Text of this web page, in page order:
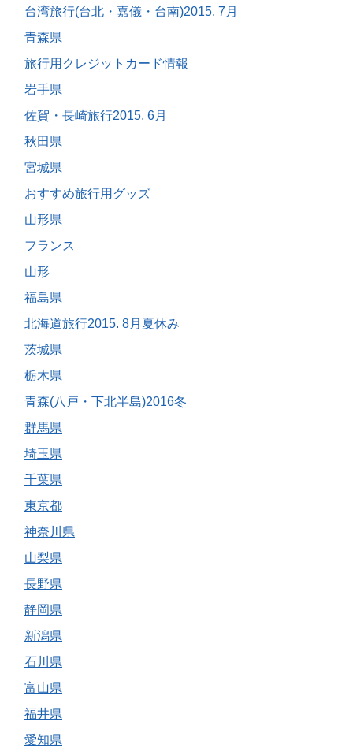
台湾旅行(台北・嘉儀・台南)2015, 7月
青森県
旅行用クレジットカード情報
岩手県
佐賀・長崎旅行2015, 6月
秋田県
宮城県
おすすめ旅行用グッズ
山形県
フランス
山形
福島県
北海道旅行2015. 8月夏休み
茨城県
栃木県
青森(八戸・下北半島)2016冬
群馬県
埼玉県
千葉県
東京都
神奈川県
山梨県
長野県
静岡県
新潟県
石川県
富山県
福井県
愛知県